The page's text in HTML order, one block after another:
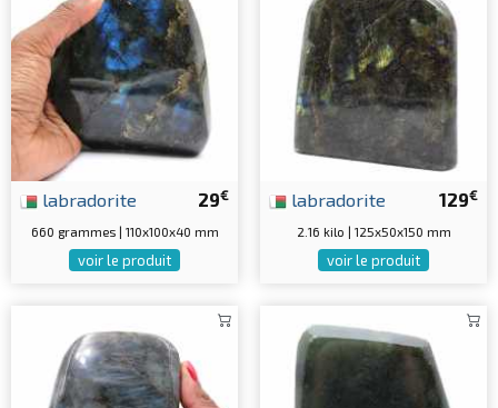
29€
labradorite
660 grammes | 110x100x40 mm
voir le produit
129€
labradorite
2.16 kilo | 125x50x150 mm
voir le produit